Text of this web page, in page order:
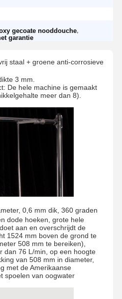
gecoate nooddouche,
garantie
staal + groene anti-corrosieve
3 mm.
De hele machine is gemaakt
meer dan 8).
0,6 mm dik, 360 graden
dode hoeken, grote hele
aan en overschrijdt de
1524 mm boven de grond te
508 mm te bereiken),
dan 76 L/min, op een hoogte
van 508 mm in diameter,
met de Amerikaanse
spoelen van oogwater